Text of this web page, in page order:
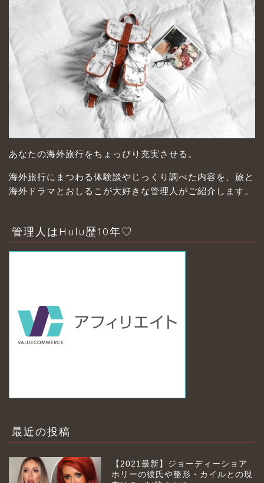
あなたの海外旅行をちょっぴり充実させる。
海外旅行にまつわる体験談やじっくり調べた内容を、旅と
海外ドラマとおしるこが大好きな管理人がご紹介します。
管理人はHulu歴10年♡
最近の投稿
【2021最新】ジョーディーショア
ホリーの彼氏や整形・カイルとの現